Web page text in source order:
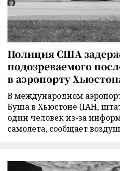
Полиция США
подозреваемого
в аэропорту
В международном
Буша в Хьюстоне (IAH,
один человек из-за
самолета, сообщает